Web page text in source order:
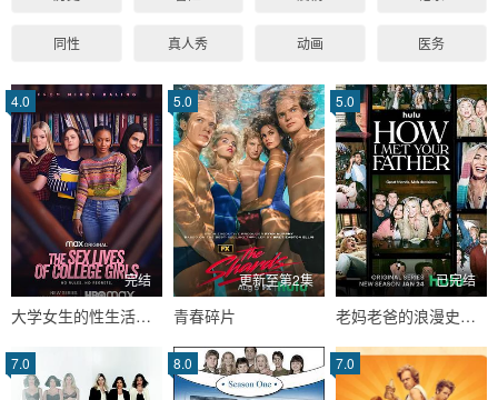
同性 真人秀 动画 医务
4.0
完结
大学女生的性生活第一季
5.0
更新至第2集
青春碎片
5.0
已完结
老妈老爸的浪漫史第二季
7.0 8.0 7.0